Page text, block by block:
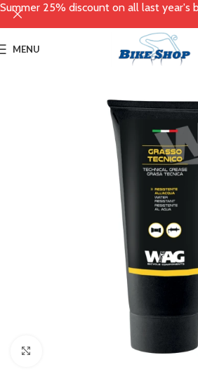
MENU
Summer 25% discount on all last year's